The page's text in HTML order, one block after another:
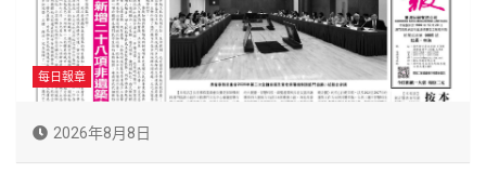
每日報章
2026年8月8日